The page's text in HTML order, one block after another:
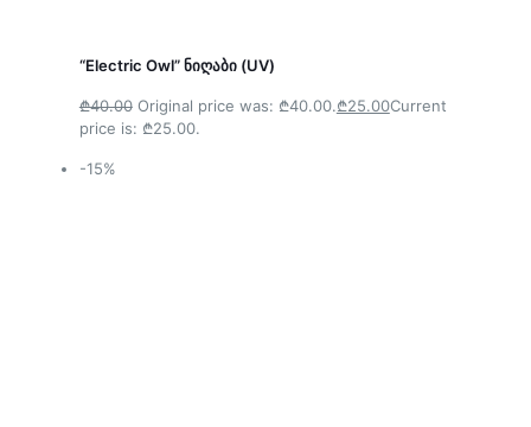
“Electric Owl” ნიღაბი (UV)
₾40.00Original price was: ₾40.00.₾25.00Current
price is: ₾25.00.
-15%